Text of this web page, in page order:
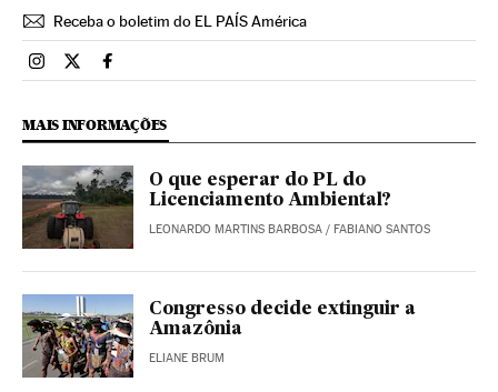
Receba o boletim do EL PAÍS América
Brasil El País Brasil en Instagram
Brasil El País Brasil en Twitter
Brasil El País Brasil en Facebook
MAIS INFORMAÇÕES
O que esperar do PL do
Licenciamento Ambiental?
LEONARDO MARTINS BARBOSA / FABIANO SANTOS
Congresso decide extinguir a
Amazônia
ELIANE BRUM